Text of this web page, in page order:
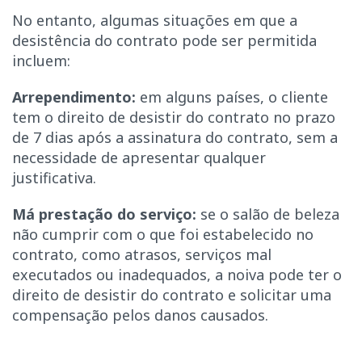
No entanto, algumas situações em que a
desistência do contrato pode ser permitida
incluem:
Arrependimento: em alguns países, o cliente
tem o direito de desistir do contrato no prazo
de 7 dias após a assinatura do contrato, sem a
necessidade de apresentar qualquer
justificativa.
Má prestação do serviço: se o salão de beleza
não cumprir com o que foi estabelecido no
contrato, como atrasos, serviços mal
executados ou inadequados, a noiva pode ter o
direito de desistir do contrato e solicitar uma
compensação pelos danos causados.